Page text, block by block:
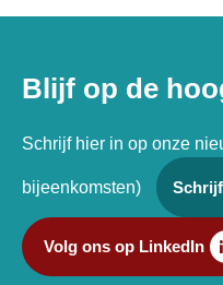
Blijf op de
Schrijf hier in op onze
bijeenkomsten)
Volg ons op LinkedIn